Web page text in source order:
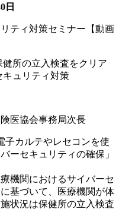
日
ティ対策セミナー【動画
所の立入検査をクリア
ュリティ対策
協会事務局次長
子カルテやレセコンを使
ーセキュリティの確保」
機関におけるサイバーセ
基づいて、医療機関が体
状況は保健所の立入検査